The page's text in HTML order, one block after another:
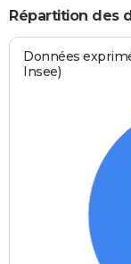
Répartition des
Données
Insee)